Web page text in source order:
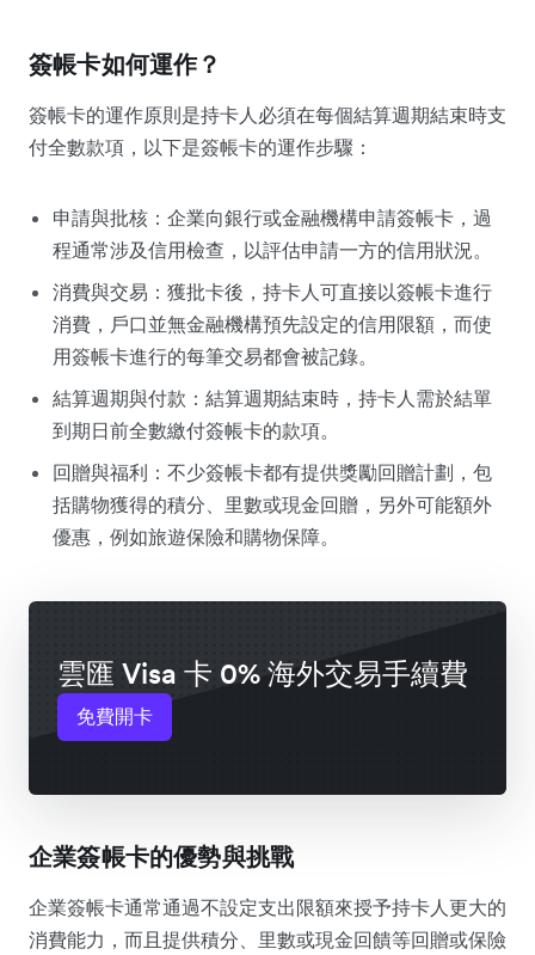
簽帳卡如何運作？
簽帳卡的運作原則是持卡人必須在每個結算週期結束時支
付全數款項，以下是簽帳卡的運作步驟：
申請與批核：企業向銀行或金融機構申請簽帳卡，過
程通常涉及信用檢查，以評估申請一方的信用狀況。
消費與交易：獲批卡後，持卡人可直接以簽帳卡進行
消費，戶口並無金融機構預先設定的信用限額，而使
用簽帳卡進行的每筆交易都會被記錄。
結算週期與付款：結算週期結束時，持卡人需於結單
到期日前全數繳付簽帳卡的款項。
回贈與福利：不少簽帳卡都有提供獎勵回贈計劃，包
括購物獲得的積分、里數或現金回贈，另外可能額外
優惠，例如旅遊保險和購物保障。
雲匯 Visa 卡 0% 海外交易手續費
免費開卡
企業簽帳卡的優勢與挑戰
企業簽帳卡通常通過不設定支出限額來授予持卡人更大的
消費能力，而且提供積分、里數或現金回饋等回贈或保險